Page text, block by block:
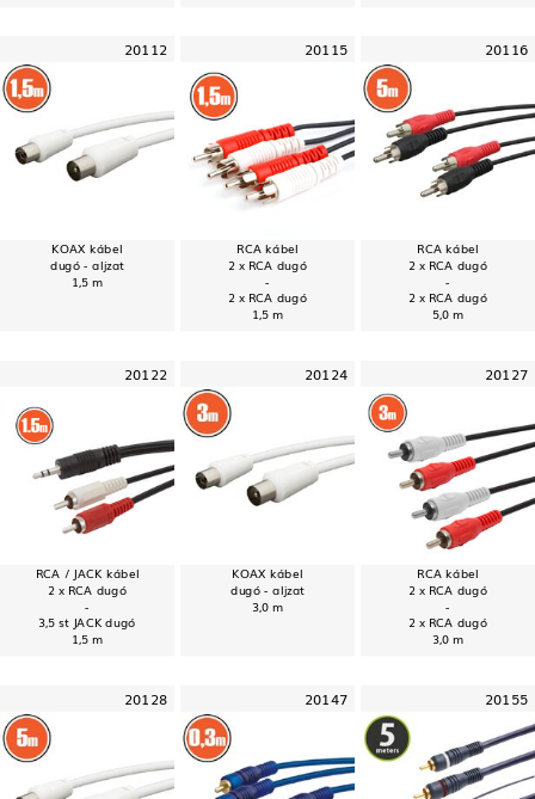
20112
KOAX kábel
dugó - aljzat
1,5 m
20115
RCA kábel
2 x RCA dugó
-
2 x RCA dugó
1,5 m
20116
RCA kábel
2 x RCA dugó
-
2 x RCA dugó
5,0 m
20122
RCA / JACK kábel
2 x RCA dugó
-
3,5 st JACK dugó
1,5 m
20124
KOAX kábel
dugó - aljzat
3,0 m
20127
RCA kábel
2 x RCA dugó
-
2 x RCA dugó
3,0 m
20128 20147 20155